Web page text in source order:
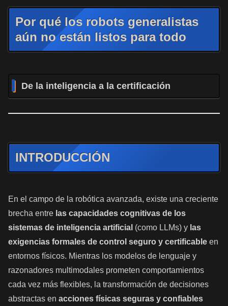
Por qué los robots generalistas
aún no están listos para todo
De la inteligencia a la certificación
INTRODUCCIÓN
En el campo de la robótica avanzada, existe una creciente
brecha entre las capacidades cognitivas de los
sistemas de inteligencia artificial (como LLMs) y las
exigencias formales de control seguro y certificable en
entornos físicos. Mientras los modelos de lenguaje y
razonadores multimodales prometen comportamientos
cada vez más flexibles, la transformación de decisiones
abstractas en acciones físicas seguras y confiables